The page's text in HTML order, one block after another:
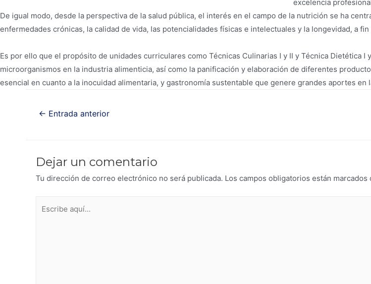
excelencia
De igual modo, desde la perspectiva de la salud pública, el interés en el campo de la nutrición se ha
enfermedades crónicas, la calidad de vida, las potencialidades físicas e intelectuales y la longevidad, a
Es por ello que el propósito de unidades curriculares como Técnicas Culinarias I y II y Técnica Dietética
microorganismos en la industria alimenticia, así como la panificación y elaboración de diferentes
esencial en cuanto a la inocuidad alimentaria, y gastronomía sustentable que genere grandes aportes
Navegación
← Entrada anterior
Dejar un comentario
Tu dirección de correo electrónico no será publicada. Los campos obligatorios están marcados